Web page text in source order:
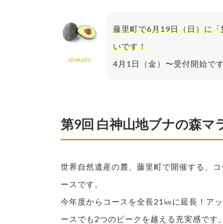
abokado
藤里町で6月19日（日）に「
いです！
4月1日（金）〜受付開始で
第9回 白神山地ブナの森マ
世界自然遺産の麓、藤里町で開催する、
ースです。
今年度からコースを全長21㎞に延長！ア
ースでも2つのピークを越える充実感です